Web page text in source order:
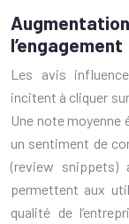
l’engagement
Les avis
incitent à cliquer
Une note moyenne
un sentiment de
(review snippets)
permettent aux
qualité de